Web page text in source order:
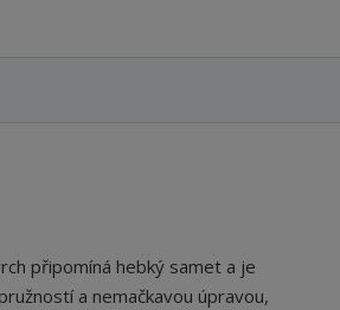
připomíná hebký samet a je
a nemačkavou úpravou,